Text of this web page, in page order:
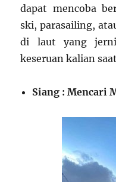
dapat mencoba
ski, parasailing,
di laut yang
keseruan kalian
Siang : Mencari